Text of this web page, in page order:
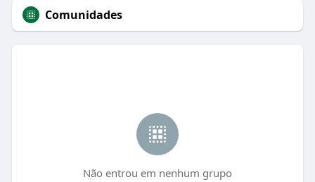
Comunidades
Não entrou em nenhum grupo